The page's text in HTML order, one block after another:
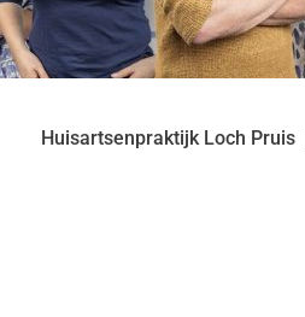
Huisartsenpraktijk Loch Pruis